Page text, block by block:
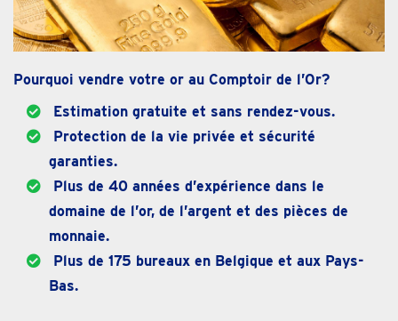
Pourquoi vendre votre or au Comptoir de l’Or?
Estimation gratuite et sans rendez-vous.
Protection de la vie privée et sécurité
garanties.
Plus de 40 années d’expérience dans le
domaine de l’or, de l’argent et des pièces de
monnaie.
Plus de 175 bureaux en Belgique et aux Pays-
Bas.